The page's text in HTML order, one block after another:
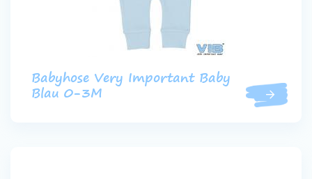
Babyhose Very Important Baby
Blau 0-3M